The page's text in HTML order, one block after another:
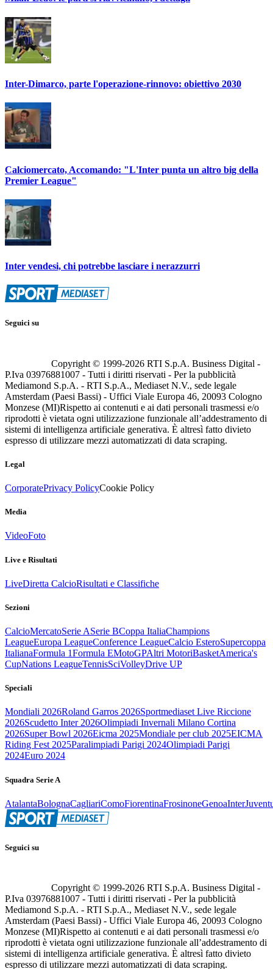
Inter-Dimarco, parte l'operazione-rinnovo: obiettivo 2030
Calciomercato, Accomando: "L'Inter punta un altro big della
Premier League"
Inter vendesi, chi potrebbe lasciare i nerazzurri
Seguici su
Copyright © 1999-2026 RTI S.p.A. Business Digital -
P.Iva 03976881007 - Tutti i diritti riservati - Per la pubblicità
Mediamond S.p.A. - RTI S.p.A., Mediaset N.V., sede legale
Amsterdam (Paesi Bassi) - Uffici Viale Europa 46, 20093 Cologno
Monzese (MI)Rispetto ai contenuti e ai dati personali trasmessi e/o
riprodotti è vietata ogni utilizzazione funzionale all’addestramento di
sistemi di intelligenza artificiale generativa. È altresì fatto divieto
espresso di utilizzare mezzi automatizzati di data scraping.
Legal
CorporatePrivacy PolicyCookie Policy
Media
VideoFoto
Live e Risultati
LiveDiretta CalcioRisultati e Classifiche
Sezioni
CalcioMercatoSerie ASerie BCoppa ItaliaChampions
LeagueEuropa LeagueConference LeagueCalcio EsteroSupercoppa
ItalianaFormula 1Formula EMotoGPAltri MotoriBasketAmerica's
CupNations LeagueTennisSciVolleyDrive UP
Speciali
Mondiali 2026Roland Garros 2026Sportmediaset Live Riccione
2026Scudetto Inter 2026Olimpiadi Invernali Milano Cortina
2026Super Bowl 2026Eicma 2025Mondiale per club 2025EICMA
Riding Fest 2025Paralimpiadi Parigi 2024Olimpiadi Parigi
2024Euro 2024
Squadra Serie A
AtalantaBolognaCagliariComoFiorentinaFrosinoneGenoaInter
Seguici su
Copyright © 1999-2026 RTI S.p.A. Business Digital -
P.Iva 03976881007 - Tutti i diritti riservati - Per la pubblicità
Mediamond S.p.A. - RTI S.p.A., Mediaset N.V., sede legale
Amsterdam (Paesi Bassi) - Uffici Viale Europa 46, 20093 Cologno
Monzese (MI)Rispetto ai contenuti e ai dati personali trasmessi e/o
riprodotti è vietata ogni utilizzazione funzionale all’addestramento di
sistemi di intelligenza artificiale generativa. È altresì fatto divieto
espresso di utilizzare mezzi automatizzati di data scraping.